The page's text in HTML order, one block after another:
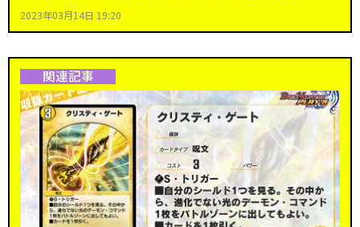
2023年03月14日 19:20
関連記事